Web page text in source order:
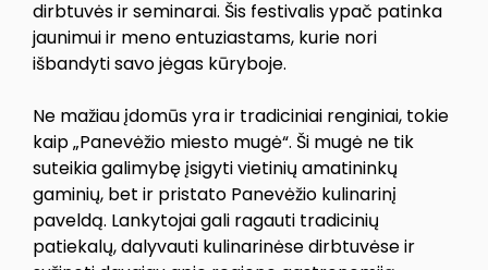
dirbtuvės ir seminarai. Šis festivalis ypač patinka
jaunimui ir meno entuziastams, kurie nori
išbandyti savo jėgas kūryboje.
Ne mažiau įdomūs yra ir tradiciniai renginiai, tokie
kaip „Panevėžio miesto mugė“. Ši mugė ne tik
suteikia galimybę įsigyti vietinių amatininkų
gaminių, bet ir pristato Panevėžio kulinarinį
paveldą. Lankytojai gali ragauti tradicinių
patiekalų, dalyvauti kulinarinėse dirbtuvėse ir